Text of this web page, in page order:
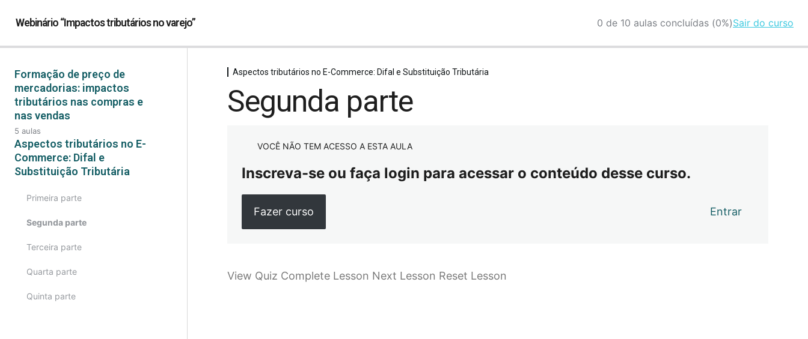
Webinário “Impactos tributários no varejo” 0 de 10 aulas concluídas (0%)Sair do curso
Formação de preço de
mercadorias: impactos
tributários nas compras e
nas vendas
Primeira parte
Segunda parte
5 aulas
Aspectos tributários no E-
Commerce: Difal e
Substituição Tributária
Primeira parte
Segunda parte
Terceira parte
Quarta parte
Quinta parte
Aspectos tributários no E-Commerce: Difal e Substituição Tributária
Segunda parte
VOCÊ NÃO TEM ACESSO A ESTA AULA
Inscreva-se ou faça login para acessar o conteúdo desse curso.
Fazer curso Entrar
View Quiz Complete Lesson Next Lesson Reset Lesson